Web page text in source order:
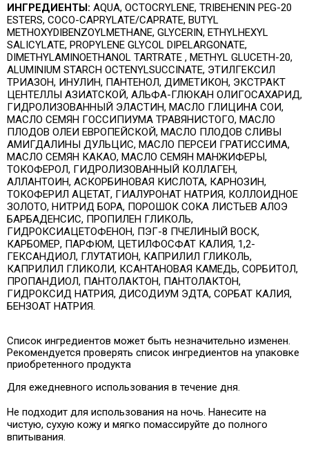
ИНГРЕДИЕНТЫ: AQUA, OCTOCRYLENE, TRIBEHENIN PEG-20
ESTERS, COCO-CAPRYLATE/CAPRATE, BUTYL
METHOXYDIBENZOYLMETHANE, GLYCERIN, ETHYLHEXYL
SALICYLATE, PROPYLENE GLYCOL DIPELARGONATE,
DIMETHYLAMINOETHANOL TARTRATE , METHYL GLUCETH-20,
ALUMINIUM STARCH OCTENYLSUCCINATE, ЭТИЛГЕКСИЛ
ТРИАЗОН, ИНУЛИН, ПАНТЕНОЛ, ДИМЕТИКОН, ЭКСТРАКТ
ЦЕНТЕЛЛЫ АЗИАТСКОЙ, АЛЬФА-ГЛЮКАН ОЛИГОСАХАРИД,
ГИДРОЛИЗОВАННЫЙ ЭЛАСТИН, МАСЛО ГЛИЦИНА СОИ,
МАСЛО СЕМЯН ГОССИПИУМА ТРАВЯНИСТОГО, МАСЛО
ПЛОДОВ ОЛЕИ ЕВРОПЕЙСКОЙ, МАСЛО ПЛОДОВ СЛИВЫ
АМИГДАЛИНЫ ДУЛЬЦИС, МАСЛО ПЕРСЕИ ГРАТИССИМА,
МАСЛО СЕМЯН КАКАО, МАСЛО СЕМЯН МАНЖИФЕРЫ,
ТОКОФЕРОЛ, ГИДРОЛИЗОВАННЫЙ КОЛЛАГЕН,
АЛЛАНТОИН, АСКОРБИНОВАЯ КИСЛОТА, КАРНОЗИН,
ТОКОФЕРИЛ АЦЕТАТ, ГИАЛУРОНАТ НАТРИЯ, КОЛЛОИДНОЕ
ЗОЛОТО, НИТРИД БОРА, ПОРОШОК СОКА ЛИСТЬЕВ АЛОЭ
БАРБАДЕНСИС, ПРОПИЛЕН ГЛИКОЛЬ,
ГИДРОКСИАЦЕТОФЕНОН, ПЭГ-8 ПЧЕЛИНЫЙ ВОСК,
КАРБОМЕР, ПАРФЮМ, ЦЕТИЛФОСФАТ КАЛИЯ, 1,2-
ГЕКСАНДИОЛ, ГЛУТАТИОН, КАПРИЛИЛ ГЛИКОЛЬ,
КАПРИЛИЛ ГЛИКОЛИ, КСАНТАНОВАЯ КАМЕДЬ, СОРБИТОЛ,
ПРОПАНДИОЛ, ПАНТОЛАКТОН, ПАНТОЛАКТОН,
ГИДРОКСИД НАТРИЯ, ДИСОДИУМ ЭДТА, СОРБАТ КАЛИЯ,
БЕНЗОАТ НАТРИЯ.
Список ингредиентов может быть незначительно изменен.
Рекомендуется проверять список ингредиентов на упаковке
приобретенного продукта
Для ежедневного использования в течение дня.
Не подходит для использования на ночь. Нанесите на
чистую, сухую кожу и мягко помассируйте до полного
впитывания.